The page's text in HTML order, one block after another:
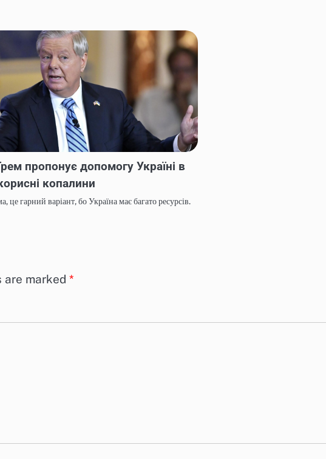
пропонує допомогу Україні в
копалини
це гарний варіант, бо Україна має багато ресурсів.
are marked *